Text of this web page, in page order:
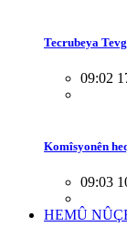
Tecrubeya
09:02
Komîsyonên
09:03
HEMÛ